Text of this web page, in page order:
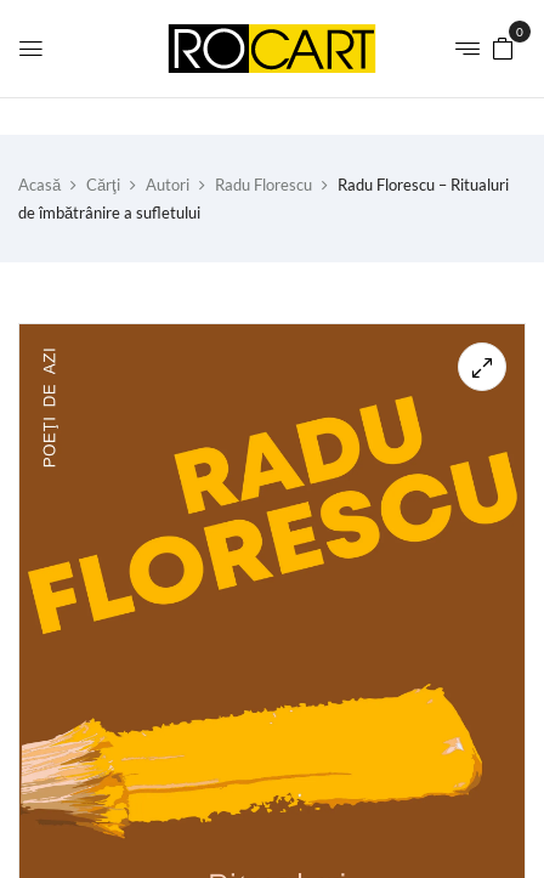
0
Acasă Cărţi Autori Radu Florescu
Radu Florescu – Ritualuri
de îmbătrânire a sufletului